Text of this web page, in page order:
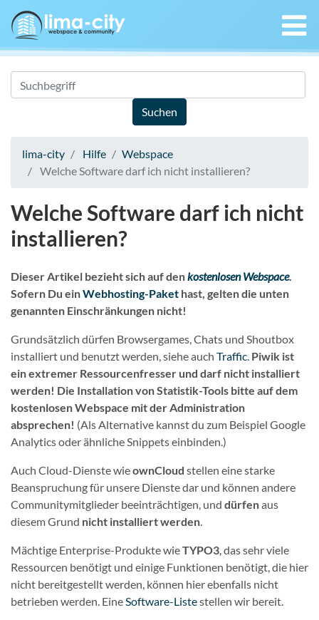
lima-city Hilfe
Webspace
Welche Software darf ich nicht installieren?
Welche Software darf ich nicht
installieren?
Dieser Artikel bezieht sich auf denkostenlosen Webspace.
Sofern Du einWebhosting-Paket hast, gelten die unten
genannten Einschränkungen nicht!
Grundsätzlich dürfen Browsergames, Chats und Shoutbox
installiert und benutzt werden, siehe auch Traffic. Piwik ist
ein extremer Ressourcenfresser und darf nicht installiert
werden! Die Installation von Statistik-Tools bitte auf dem
kostenlosen Webspace mit der Administration
absprechen! (Als Alternative kannst du zum Beispiel Google
Analytics oder ähnliche Snippets einbinden.)
Auch Cloud-Dienste wieownCloud stellen eine starke
Beanspruchung für unsere Dienste dar und können andere
Communitymitglieder beeinträchtigen, und dürfenaus
diesem Grund nicht installiert werden.
Mächtige Enterprise-Produkte wieTYPO3, das sehr viele
Ressourcen benötigt und einige Funktionen benötigt, die hier
nicht bereitgestellt werden, können hier ebenfalls nicht
betrieben werden. EineSoftware-Listestellen wir bereit.